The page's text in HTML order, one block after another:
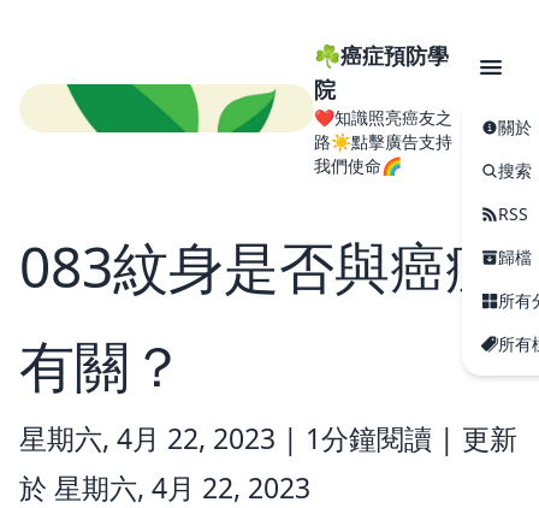
☘️癌症預防學
院
❤️知識照亮癌友之
路☀️點擊廣告支持
我們使命🌈
關於
搜索
RSS
歸檔
所有
所有
083紋身是否與癌症
有關？
星期六, 4月 22, 2023 | 1分鐘閱讀 | 更新
於 星期六, 4月 22, 2023